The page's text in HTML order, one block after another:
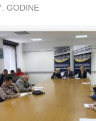
GODINE